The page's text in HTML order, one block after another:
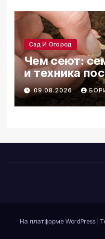
Сад И Огород
Чем сеют:
и техника
09.08.2026
На платформе WordPress |